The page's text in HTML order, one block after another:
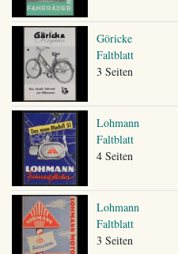
Göricke
Faltblatt
3 Seiten
Lohmann
Faltblatt
4 Seiten
Lohmann
Faltblatt
3 Seiten